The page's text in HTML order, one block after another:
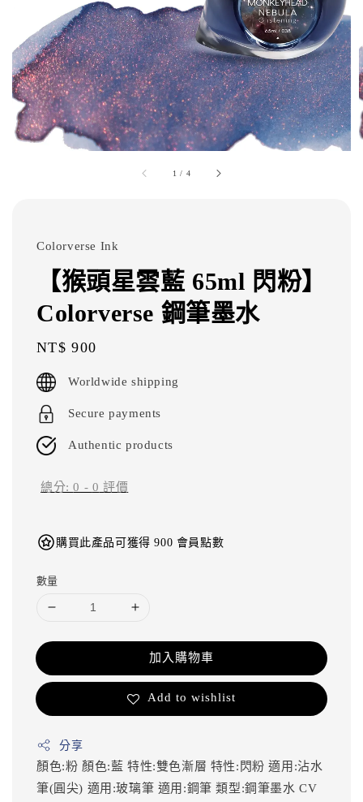
1 / 4
Colorverse Ink
【猴頭星雲藍 65ml 閃粉】
Colorverse 鋼筆墨水
Regular
price
NT$ 900
Worldwide shipping
Secure payments
Authentic products
總分:0 - 0 評價
購買此產品可獲得 900 會員點數
數量
加入購物車
Add to wishlist
分享
顏色:粉 顏色:藍 特性:雙色漸層 特性:閃粉適用:沾水
筆(圓尖) 適用:玻璃筆 適用:鋼筆類型:鋼筆墨水CV